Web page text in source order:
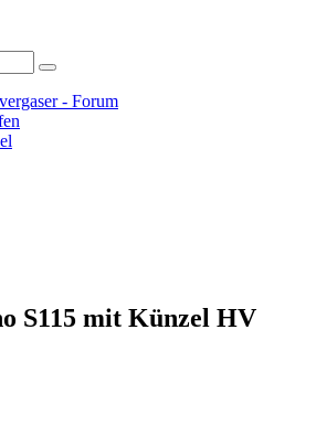
- Forum
S115 mit Künzel HV